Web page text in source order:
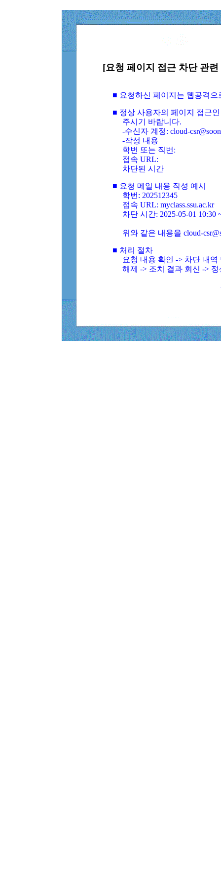
[요청 페이지 접근 차단 관
■ 요청하신 페이지는 웹공격
■ 정상 사용자의 페이지 접근
주시기 바랍니다.
-수신자 계정: cloud-
-작성 내용
학번 또는 직번:
접속 URL:
차단된 시간
■ 요청 메일 내용 작성 예시
학번: 202512345
접속 URL: myclass.ssu.ac.kr
차단 시간: 2025-05-01 10:30
위와 같은 내용을 cloud-
■ 처리 절차
요청 내용 확인 -> 차단 내
해제 -> 조치 결과 회신 ->